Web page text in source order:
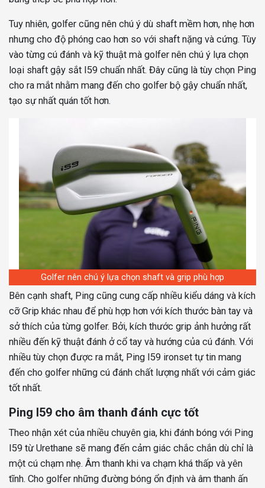
Tuy nhiên, golfer cũng nên chú ý dù shaft mềm hơn, nhẹ hơn
nhưng cho độ phóng cao hơn so với shaft nặng và cứng. Tùy
vào từng cú đánh và kỹ thuật mà golfer nên chú ý lựa chọn
loại shaft gậy sắt I59 chuẩn nhất. Đây cũng là tùy chọn Ping
cho ra mắt nhằm mang đến cho golfer bộ gậy chuẩn nhất,
tạo sự nhất quán tốt hơn.
Golfer nên chú ý lựa chọn shaft và grip phù hợp
Bên cạnh shaft, Ping cũng cung cấp nhiều kiểu dáng và kích
cỡ Grip khác nhau để phù hợp hơn với kích thước bàn tay và
sở thích của từng golfer. Bởi, kích thước grip ảnh hưởng rất
nhiều đến kỹ thuật đánh ở cổ tay và hướng của cú đánh. Với
nhiều tùy chọn được ra mắt, Ping I59 ironset tự tin mang
đến cho golfer những cú đánh chất lượng nhất với cảm giác
tốt nhất.
Ping I59 cho âm thanh đánh cực tốt
Theo nhận xét của nhiều chuyên gia, khi đánh bóng với Ping
I59 từ Urethane sẽ mang đến cảm giác chắc chắn dù chỉ là
một cú chạm nhẹ. Âm thanh khi va chạm khá thấp và yên
tĩnh. Cho golfer những đường bóng ổn định và âm thanh ấn